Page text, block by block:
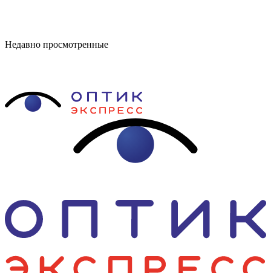
Недавно просмотренные